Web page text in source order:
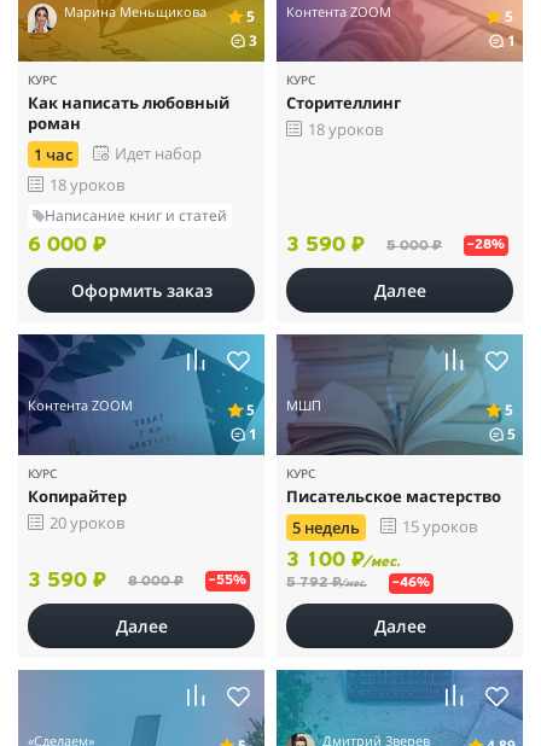
Марина Меньщикова
5
3
КУРС
Как написать любовный
роман
1 час
Идет набор
18 уроков
Написание книг и статей
6 000 ₽
Оформить заказ
Контента ZOOM
5
1
КУРС
Сторителлинг
18 уроков
3 590 ₽ 5 000 ₽ –28%
Далее
Контента ZOOM
5
1
КУРС
Копирайтер
20 уроков
3 590 ₽ 8 000 ₽ –55%
Далее
МШП
5
5
КУРС
Писательское мастерство
5 недель 15 уроков
3 100 ₽/мес.
5 792 ₽/мес. –46%
Далее
«Сделаем» Дмитрий Зверев